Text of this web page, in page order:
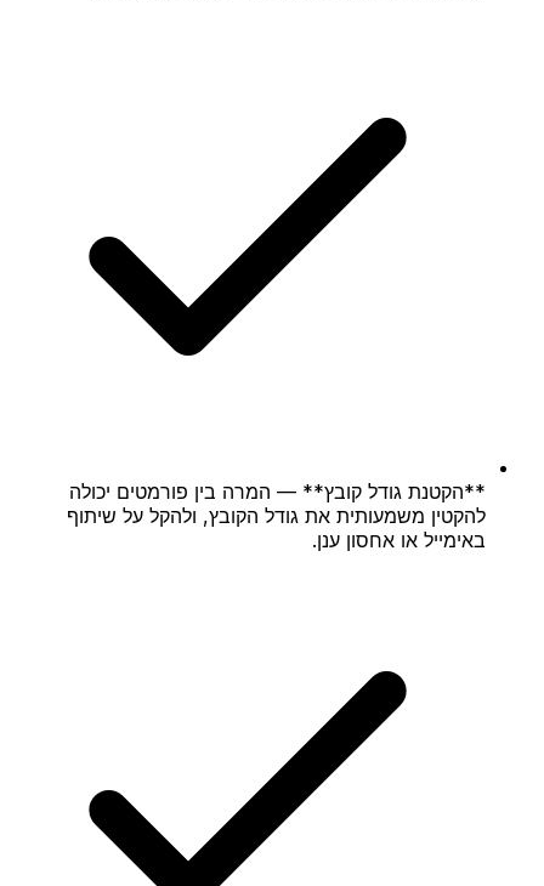
**הקטנת גודל קובץ** — המרה בין פורמטים יכולה
להקטין משמעותית את גודל הקובץ, ולהקל על שיתוף
באימייל או אחסון ענן.